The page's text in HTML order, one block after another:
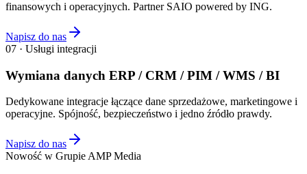
finansowych i operacyjnych. Partner SAIO powered by ING.
Napisz do nas
07 · Usługi integracji
Wymiana danych ERP / CRM / PIM / WMS / BI
Dedykowane integracje łączące dane sprzedażowe, marketingowe i
operacyjne. Spójność, bezpieczeństwo i jedno źródło prawdy.
Napisz do nas
Nowość w Grupie AMP Media